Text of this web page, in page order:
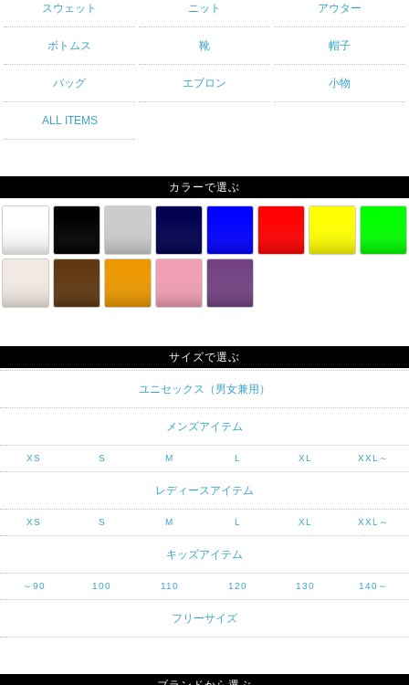
スウェット ニット アウター
ボトムス 靴 帽子
バッグ エプロン 小物
ALL ITEMS
カラーで選ぶ
サイズで選ぶ
ユニセックス（男女兼用）
メンズアイテム
XS S M L XL XXL～
レディースアイテム
XS S M L XL XXL～
キッズアイテム
～90 100 110 120 130 140～
フリーサイズ